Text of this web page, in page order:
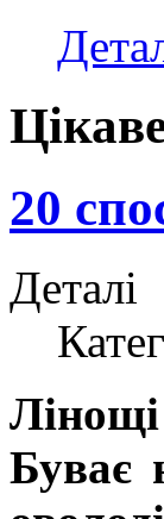
20
Деталі
Буває